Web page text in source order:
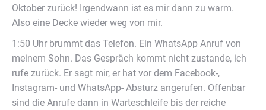
Oktober zurück! Irgendwann ist es mir dann zu warm.
Also eine Decke wieder weg von mir.
1:50 Uhr brummt das Telefon. Ein WhatsApp Anruf von
meinem Sohn. Das Gespräch kommt nicht zustande, ich
rufe zurück. Er sagt mir, er hat vor dem Facebook-,
Instagram- und WhatsApp- Absturz angerufen. Offenbar
sind die Anrufe dann in Warteschleife bis der reiche